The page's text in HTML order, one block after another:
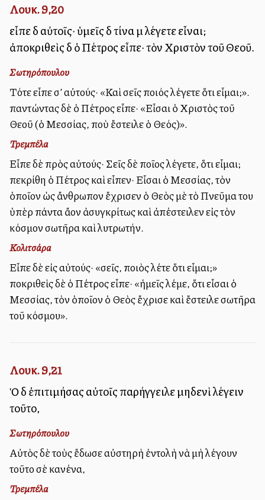
Λουκ. 9,20
εἶπε δὲ αὐτοῖς· ὑμεῖς δὲ τίνα μὲ λέγετε εἶναι;
ἀποκριθεὶς δὲ ὁ Πέτρος εἶπε· τὸν Χριστὸν τοῦ Θεοῦ.
Σωτηρόπουλου
Τότε εἶπε σ’ αὐτούς· «Καὶ σεῖς ποιός λέγετε ὅτι εἶμαι;».
Ἀπαντώντας δὲ ὁ Πέτρος εἶπε· «Εἶσαι ὁ Χριστὸς τοῦ
Θεοῦ (ὁ Μεσσίας, ποὺ ἔστειλε ὁ Θεός)».
Τρεμπέλα
Εἶπε δὲ πρὸς αὐτούς· Σεῖς δὲ ποῖος λέγετε, ὅτι εἶμαι;
Ἀπεκρίθη ὁ Πέτρος καὶ εἶπεν· Εἶσαι ὁ Μεσσίας, τὸν
ὁποῖον ὡς ἄνθρωπον ἔχρισεν ὁ Θεὸς μὲ τὸ Πνεῦμα του
ὑπὲρ πάντα ἄλλον ἀσυγκρίτως καὶ ἀπέστειλεν εἰς τὸν
κόσμον σωτῆρα καὶ λυτρωτήν.
Κολιτσάρα
Εἶπε δὲ εἰς αὐτούς· «σεῖς, ποιὸς λέτε ὅτι εἶμαι;»
Ἀποκριθεὶς δὲ ὁ Πέτρος εἶπε· «ἡμεῖς λέμε, ὅτι εἶσαι ὁ
Μεσσίας, τὸν ὁποῖον ὁ Θεὸς ἔχρισε καὶ ἔστειλε σωτῆρα
τοῦ κόσμου».
Λουκ. 9,21
Ὁ δὲ ἐπιτιμήσας αὐτοῖς παρήγγειλε μηδενὶ λέγειν
τοῦτο,
Σωτηρόπουλου
Αὐτὸς δὲ τοὺς ἔδωσε αὐστηρὴ ἐντολὴ νὰ μὴ λέγουν
τοῦτο σὲ κανένα,
Τρεμπέλα